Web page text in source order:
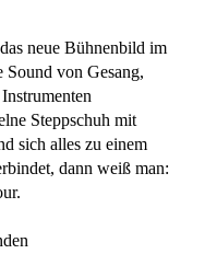
neue Bühnenbild im
von Gesang,
Steppschuh mit
sich alles zu einem
dann weiß man: